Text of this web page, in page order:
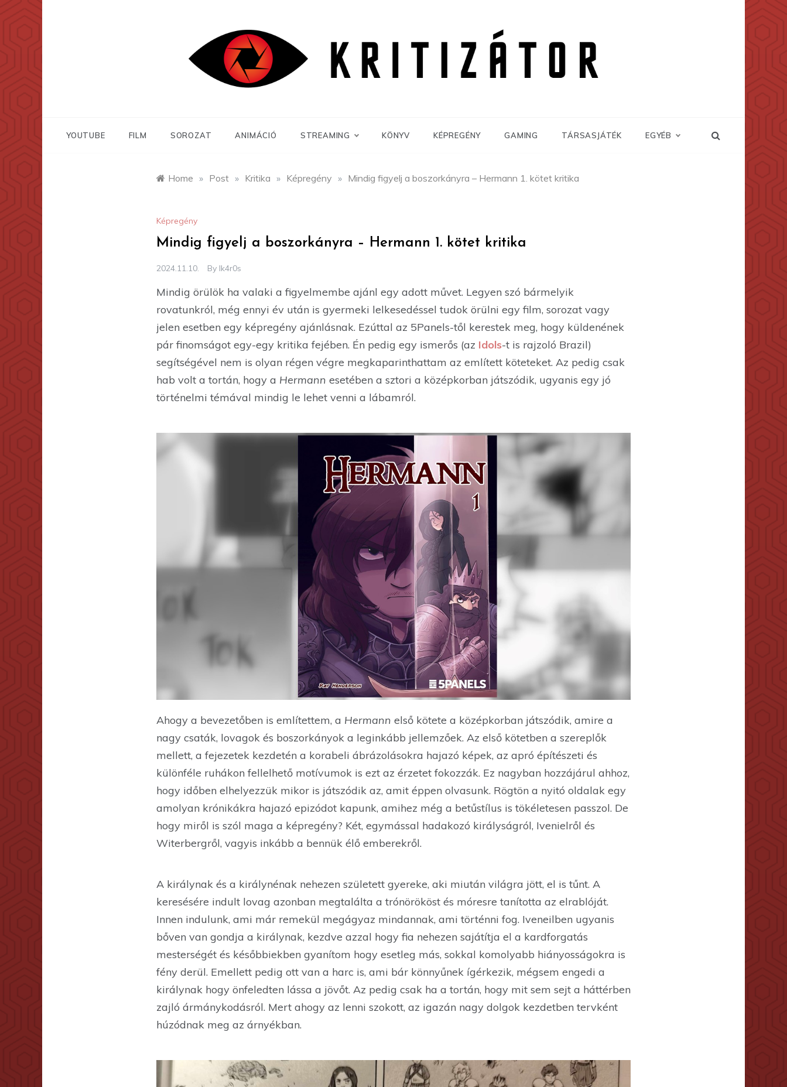
YOUTUBE FILM SOROZAT ANIMÁCIÓ STREAMING KÖNYV KÉPREGÉNY GAMING TÁRSASJÁTÉK EGYÉB
Home » Post » Kritika » Képregény » Mindig figyelj a boszorkányra – Hermann 1. kötet kritika
Képregény
Mindig figyelj a boszorkányra – Hermann 1. kötet kritika
2024.11.10. By Ik4r0s
Mindig örülök ha valaki a figyelmembe ajánl egy adott művet. Legyen szó bármelyik
rovatunkról, még ennyi év után is gyermeki lelkesedéssel tudok örülni egy film, sorozat vagy
jelen esetben egy képregény ajánlásnak. Ezúttal az 5Panels-től kerestek meg, hogy küldenének
pár finomságot egy-egy kritika fejében. Én pedig egy ismerős (az Idols-t is rajzoló Brazil)
segítségével nem is olyan régen végre megkaparinthattam az említett köteteket. Az pedig csak
hab volt a tortán, hogy a Hermann esetében a sztori a középkorban játszódik, ugyanis egy jó
történelmi témával mindig le lehet venni a lábamról.
Ahogy a bevezetőben is említettem, a Hermann első kötete a középkorban játszódik, amire a
nagy csaták, lovagok és boszorkányok a leginkább jellemzőek. Az első kötetben a szereplők
mellett, a fejezetek kezdetén a korabeli ábrázolásokra hajazó képek, az apró építészeti és
különféle ruhákon fellelhető motívumok is ezt az érzetet fokozzák. Ez nagyban hozzájárul ahhoz,
hogy időben elhelyezzük mikor is játszódik az, amit éppen olvasunk. Rögtön a nyitó oldalak egy
amolyan krónikákra hajazó epizódot kapunk, amihez még a betűstílus is tökéletesen passzol. De
hogy miről is szól maga a képregény? Két, egymással hadakozó királyságról, Ivenielről és
Witerbergről, vagyis inkább a bennük élő emberekről.
A királynak és a királynénak nehezen született gyereke, aki miután világra jött, el is tűnt. A
keresésére indult lovag azonban megtalálta a trónörököst és móresre tanította az elrablóját.
Innen indulunk, ami már remekül megágyaz mindannak, ami történni fog. Iveneilben ugyanis
bőven van gondja a királynak, kezdve azzal hogy fia nehezen sajátítja el a kardforgatás
mesterségét és későbbiekben gyanítom hogy esetleg más, sokkal komolyabb hiányosságokra is
fény derül. Emellett pedig ott van a harc is, ami bár könnyűnek ígérkezik, mégsem engedi a
királynak hogy önfeledten lássa a jövőt. Az pedig csak ha a tortán, hogy mit sem sejt a háttérben
zajló ármánykodásról. Mert ahogy az lenni szokott, az igazán nagy dolgok kezdetben tervként
húzódnak meg az árnyékban.